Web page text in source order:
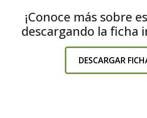
¡Conoce más sobre
descargando la ficha
DESCARGAR